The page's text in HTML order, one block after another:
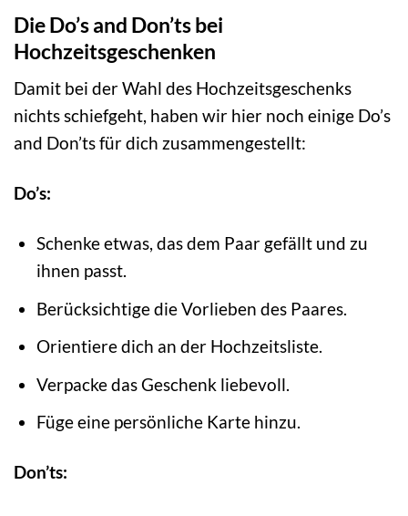
Die Do’s and Don’ts bei
Hochzeitsgeschenken
Damit bei der Wahl des Hochzeitsgeschenks
nichts schiefgeht, haben wir hier noch einige Do’s
and Don’ts für dich zusammengestellt:
Do’s:
Schenke etwas, das dem Paar gefällt und zu
ihnen passt.
Berücksichtige die Vorlieben des Paares.
Orientiere dich an der Hochzeitsliste.
Verpacke das Geschenk liebevoll.
Füge eine persönliche Karte hinzu.
Don’ts: